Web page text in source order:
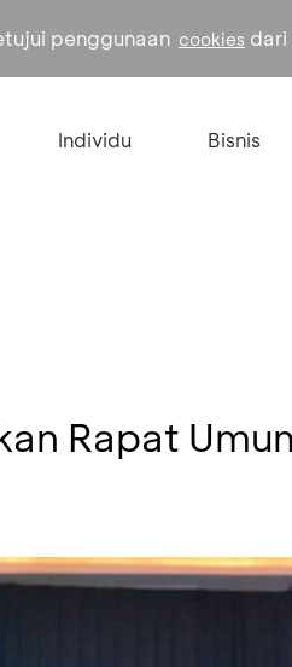
penggunaan cookies dari
Individu Bisnis
Rapat